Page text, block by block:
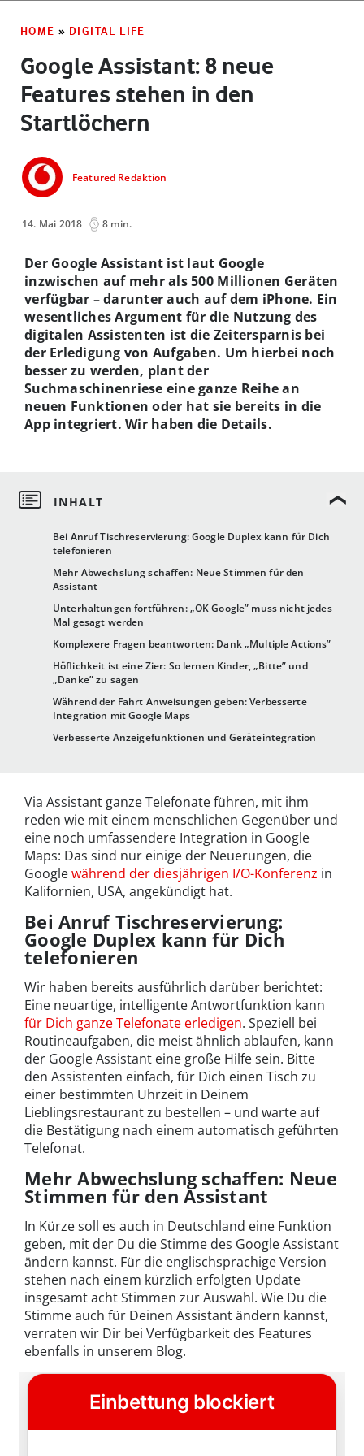
HOME » DIGITAL LIFE
Google Assistant: 8 neue
Features stehen in den
Startlöchern
Featured Redaktion
14. Mai 2018 8 min.
Bei Anruf Tischreservierung: Google Duplex kann für Dich
telefonieren
Mehr Abwechslung schaffen: Neue Stimmen für den
Assistant
Unterhaltungen fortführen: „OK Google” muss nicht jedes
Mal gesagt werden
Komplexere Fragen beantworten: Dank „Multiple Actions”
Höflichkeit ist eine Zier: So lernen Kinder, „Bitte” und
„Danke” zu sagen
Während der Fahrt Anweisungen geben: Verbesserte
Integration mit Google Maps
Verbesserte Anzeigefunktionen und Geräteintegration
Der Google Assistant ist laut Google
inzwischen auf mehr als 500 Millionen Geräten
verfügbar – darunter auch auf dem iPhone. Ein
wesentliches Argument für die Nutzung des
digitalen Assistenten ist die Zeitersparnis bei
der Erledigung von Aufgaben. Um hierbei noch
besser zu werden, plant der
Suchmaschinenriese eine ganze Reihe an
neuen Funktionen oder hat sie bereits in die
App integriert. Wir haben die Details.
Via Assistant ganze Telefonate führen, mit ihm
reden wie mit einem menschlichen Gegenüber und
eine noch umfassendere Integration in Google
Maps: Das sind nur einige der Neuerungen, die
Googlewährend der diesjährigen I/O-Konferenz in
Kalifornien, USA, angekündigt hat.
Bei Anruf Tischreservierung:
Google Duplex kann für Dich
telefonieren
Wir haben bereits ausführlich darüber berichtet:
Eine neuartige, intelligente Antwortfunktion kann
für Dich ganze Telefonate erledigen. Speziell bei
Routineaufgaben, die meist ähnlich ablaufen, kann
der Google Assistant eine große Hilfe sein. Bitte
den Assistenten einfach, für Dich einen Tisch zu
einer bestimmten Uhrzeit in Deinem
Lieblingsrestaurant zu bestellen – und warte auf
die Bestätigung nach einem automatisch geführten
Telefonat.
Mehr Abwechslung schaffen: Neue
Stimmen für den Assistant
In Kürze soll es auch in Deutschland eine Funktion
geben, mit der Du die Stimme des Google Assistant
ändern kannst. Für die englischsprachige Version
stehen nach einem kürzlich erfolgten Update
insgesamt acht Stimmen zur Auswahl. Wie Du die
Stimme auch für Deinen Assistant ändern kannst,
verraten wir Dir bei Verfügbarkeit des Features
ebenfalls in unserem Blog.